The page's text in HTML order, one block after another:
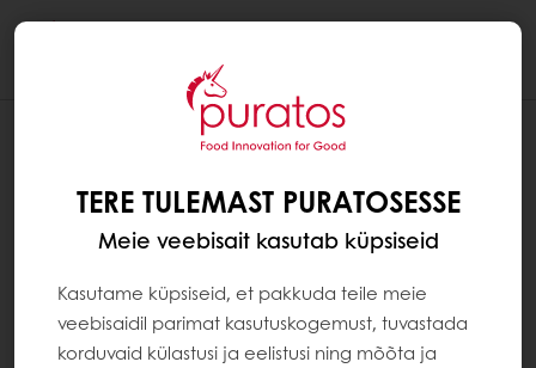
MIS VAHE ON „KIUDAINETE ALLIKAL” JA
„KIUDAINETERIKKAL”?
Enamikus riikides on toiduainete tarbijatele
esitlemisel või reklaamimisel esitatavad
tervise- ja toitumisalased väited rangelt
reguleeritud.
TERE TULEMAST PURATOSESSE
Meie veebisait kasutab küpsiseid
Kasutame küpsiseid, et pakkuda teile meie
veebisaidil parimat kasutuskogemust, tuvastada
korduvaid külastusi ja eelistusi ning mõõta ja